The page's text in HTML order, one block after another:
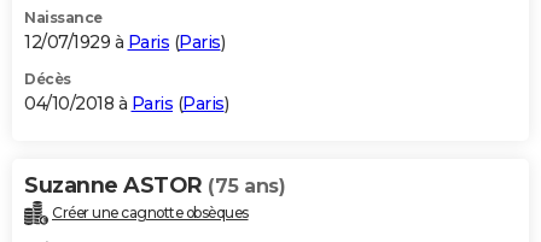
Naissance
12/07/1929 à Paris (Paris)
Décès
04/10/2018 à Paris (Paris)
Suzanne ASTOR (75 ans)
Créer une cagnotte obsèques